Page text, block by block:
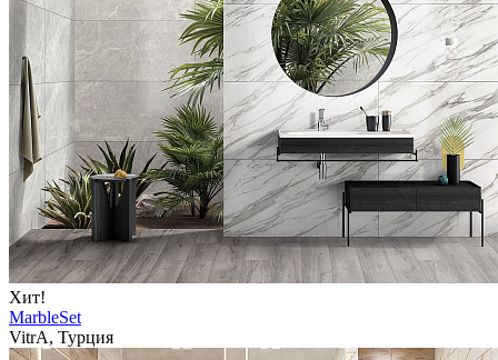
Хит!
MarbleSet
VitrA, Турция